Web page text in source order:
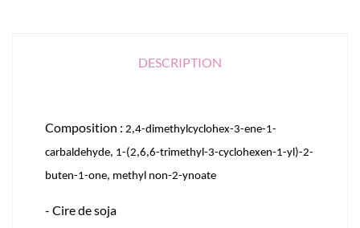
DESCRIPTION
Composition : 2,4-dimethylcyclohex-3-ene-1-
carbaldehyde, 1-(2,6,6-trimethyl-3-cyclohexen-1-yl)-2-
buten-1-one, methyl non-2-ynoate
- Cire de soja